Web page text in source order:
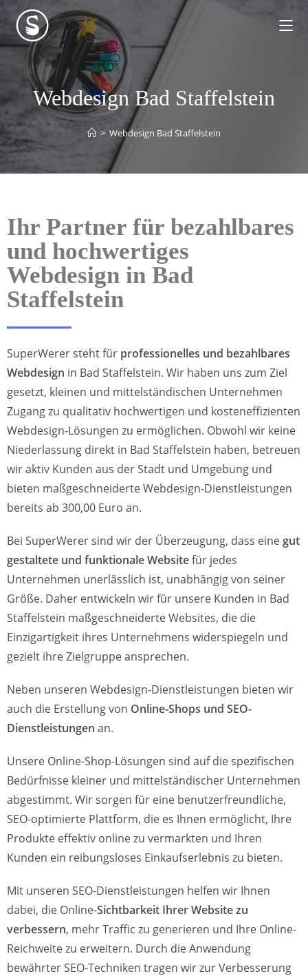
Webdesign Bad Staffelstein
> Webdesign Bad Staffelstein
Ihr Partner für bezahlbares
und hochwertiges
Webdesign in Bad
Staffelstein
SuperWerer steht für professionelles und bezahlbares
Webdesign in Bad Staffelstein. Wir haben uns zum Ziel
gesetzt, kleinen und mittelständischen Unternehmen
Zugang zu qualitativ hochwertigen und kosteneffizienten
Webdesign-Lösungen zu ermöglichen. Obwohl wir keine
Niederlassung direkt in Bad Staffelstein haben, betreuen
wir aktiv Kunden aus der Stadt und Umgebung und
bieten maßgeschneiderte Webdesign-Dienstleistungen
bereits ab 300,00 Euro an.
Bei SuperWerer sind wir der Überzeugung, dass eine gut
gestaltete und funktionale Websitefür jedes
Unternehmen unerlässlich ist, unabhängig von seiner
Größe. Daher entwickeln wir für unsere Kunden in Bad
Staffelstein maßgeschneiderte Websites, die die
Einzigartigkeit ihres Unternehmens widerspiegeln und
gezielt ihre Zielgruppe ansprechen.
Neben unseren Webdesign-Dienstleistungen bieten wir
auch die Erstellung von Online-Shops und SEO-
Dienstleistungen an.
Unsere Online-Shop-Lösungen sind auf die spezifischen
Bedürfnisse kleiner und mittelständischer Unternehmen
abgestimmt. Wir sorgen für eine benutzerfreundliche,
SEO-optimierte Plattform, die es Ihnen ermöglicht, Ihre
Produkte effektiv online zu vermarkten und Ihren
Kunden ein reibungsloses Einkaufserlebnis zu bieten.
Mit unseren SEO-Dienstleistungen helfen wir Ihnen
dabei, die Online-Sichtbarkeit Ihrer Website zu
verbessern, mehr Traffic zu generieren und Ihre Online-
Reichweite zu erweitern. Durch die Anwendung
bewährter SEO-Techniken tragen wir zur Verbesserung